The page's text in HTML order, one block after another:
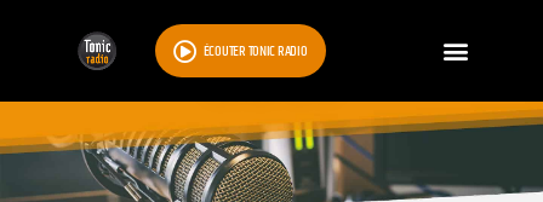
ÉCOUTER TONIC RADIO
RESULTATS